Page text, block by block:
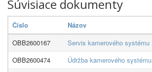
Súvisiace dokumenty
Číslo
Názov
OBB2600167
Servis kamerového systému
OBB2600474
Údržba kamerového systému